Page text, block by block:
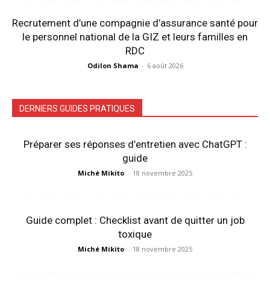
Recrutement d’une compagnie d’assurance santé pour
le personnel national de la GIZ et leurs familles en
RDC
Odilon Shama - 6 août 2026
DERNIERS GUIDES PRATIQUES
Préparer ses réponses d’entretien avec ChatGPT :
guide
Miché Mikito - 18 novembre 2025
Guide complet : Checklist avant de quitter un job
toxique
Miché Mikito - 18 novembre 2025